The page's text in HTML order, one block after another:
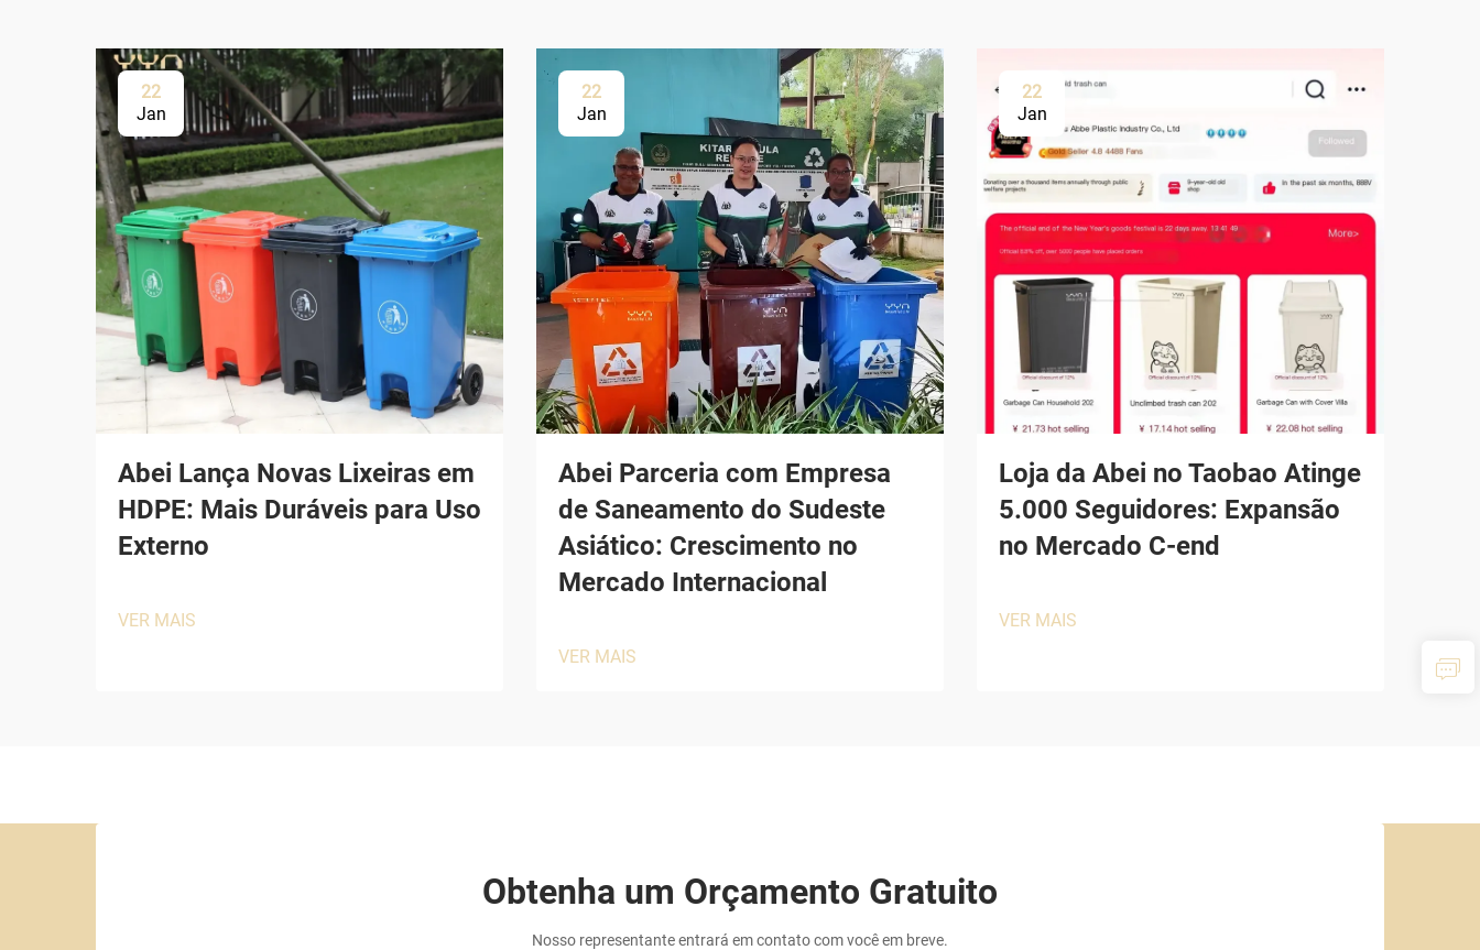
22
Jan
Abei Lança Novas Lixeiras em
HDPE: Mais Duráveis para Uso
Externo
VER MAIS
22
Jan
Abei Parceria com Empresa
de Saneamento do Sudeste
Asiático: Crescimento no
Mercado Internacional
VER MAIS
22
Jan
Loja da Abei no Taobao Atinge
5.000 Seguidores: Expansão
no Mercado C-end
VER MAIS
Obtenha um Orçamento Gratuito
Nosso representante entrará em contato com você em breve.